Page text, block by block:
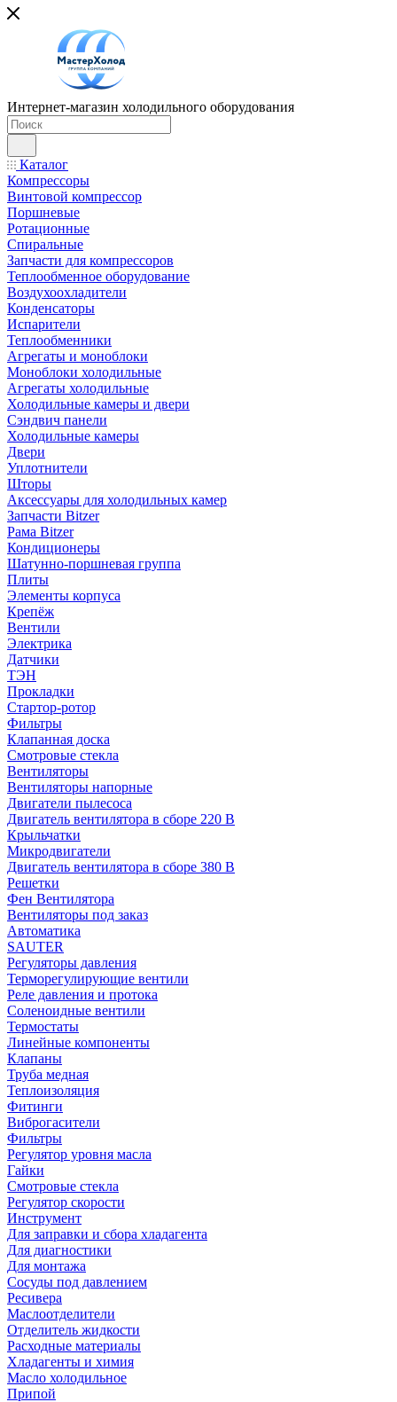
Интернет-магазин холодильного оборудования
Каталог
Компрессоры
Винтовой компрессор
Поршневые
Ротационные
Спиральные
Запчасти для компрессоров
Теплообменное оборудование
Воздухоохладители
Конденсаторы
Испарители
Теплообменники
Агрегаты и моноблоки
Моноблоки холодильные
Агрегаты холодильные
Холодильные камеры и двери
Сэндвич панели
Холодильные камеры
Двери
Уплотнители
Шторы
Аксессуары для холодильных камер
Запчасти Bitzer
Рама Bitzer
Кондиционеры
Шатунно-поршневая группа
Плиты
Элементы корпуса
Крепёж
Вентили
Электрика
Датчики
ТЭН
Прокладки
Стартор-ротор
Фильтры
Клапанная доска
Смотровые стекла
Вентиляторы
Вентиляторы напорные
Двигатели пылесоса
Двигатель вентилятора в сборе 220 В
Крыльчатки
Микродвигатели
Двигатель вентилятора в сборе 380 В
Решетки
Фен Вентилятора
Вентиляторы под заказ
Автоматика
SAUTER
Регуляторы давления
Терморегулирующие вентили
Реле давления и протока
Соленоидные вентили
Термостаты
Линейные компоненты
Клапаны
Труба медная
Теплоизоляция
Фитинги
Виброгасители
Фильтры
Регулятор уровня масла
Гайки
Смотровые стекла
Регулятор скорости
Инструмент
Для заправки и сбора хладагента
Для диагностики
Для монтажа
Сосуды под давлением
Ресивера
Маслоотделители
Отделитель жидкости
Расходные материалы
Хладагенты и химия
Масло холодильное
Припой